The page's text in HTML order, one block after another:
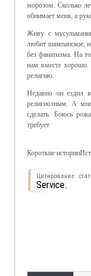
морозом. Сколько
обнимает меня, а
Живу с
любит шампанское,
без фанатизма. На
нам вместе хорошо.
религию.
Недавно он ездил
религиозным. А
сделать. Боюсь
требует.
Короткие
Цитирование
Service.